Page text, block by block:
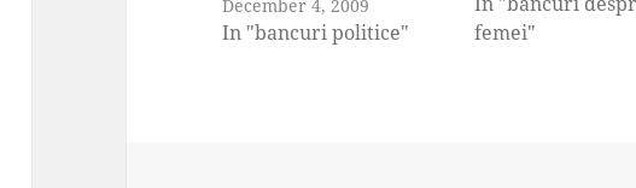
December 4, 2009
In "bancuri politice"
femei"